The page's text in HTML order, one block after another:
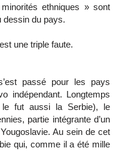
ethniques » sont
dessin du pays.
une triple faute.
passé pour les pays
indépendant. Longtemps
fut aussi la Serbie), le
partie intégrante d’un
Au sein de cet
qui, comme il a été mille